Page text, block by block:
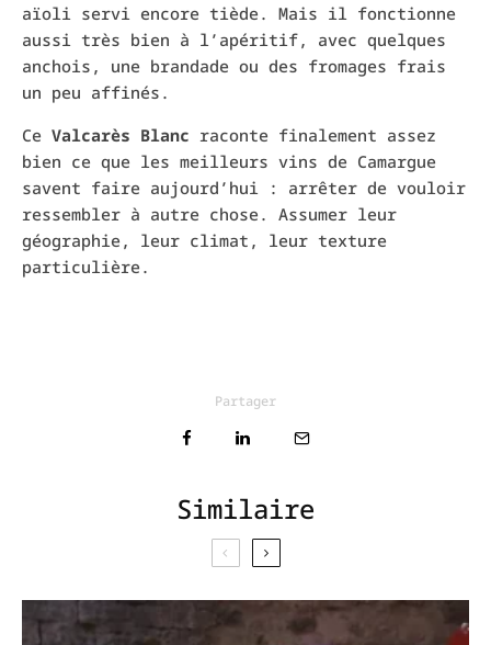
aïoli servi encore tiède. Mais il fonctionne
aussi très bien à l’apéritif, avec quelques
anchois, une brandade ou des fromages frais
un peu affinés.
Ce Valcarès Blanc raconte finalement assez
bien ce que les meilleurs vins de Camargue
savent faire aujourd’hui : arrêter de vouloir
ressembler à autre chose. Assumer leur
géographie, leur climat, leur texture
particulière.
Partager
Similaire